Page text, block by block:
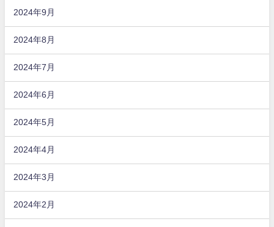
2024年9月
2024年8月
2024年7月
2024年6月
2024年5月
2024年4月
2024年3月
2024年2月